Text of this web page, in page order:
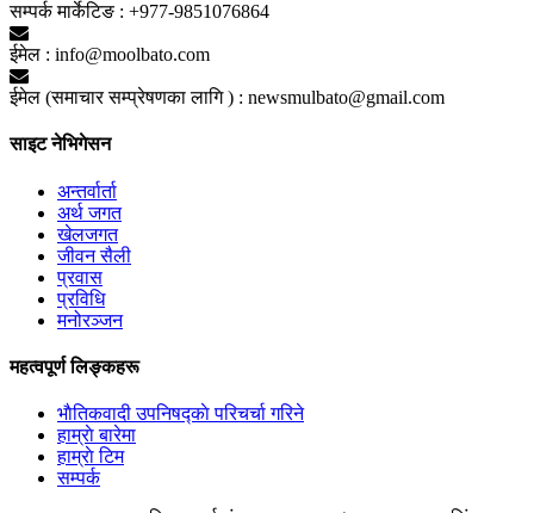
सम्पर्क मार्केटिङ : +977-9851076864
ईमेल : info@moolbato.com
ईमेल (समाचार सम्प्रेषणका लागि ) : newsmulbato@gmail.com
साइट नेभिगेसन
अन्तर्वार्ता
अर्थ जगत
खेलजगत
जीवन सैली
प्रवास
प्रविधि
मनोरञ्जन
महत्वपूर्ण लिङ्कहरू
भाैतिकवादी उपनिषद्काे परिचर्चा गरिने
हाम्राे बारेमा
हाम्राे टिम
सम्पर्क